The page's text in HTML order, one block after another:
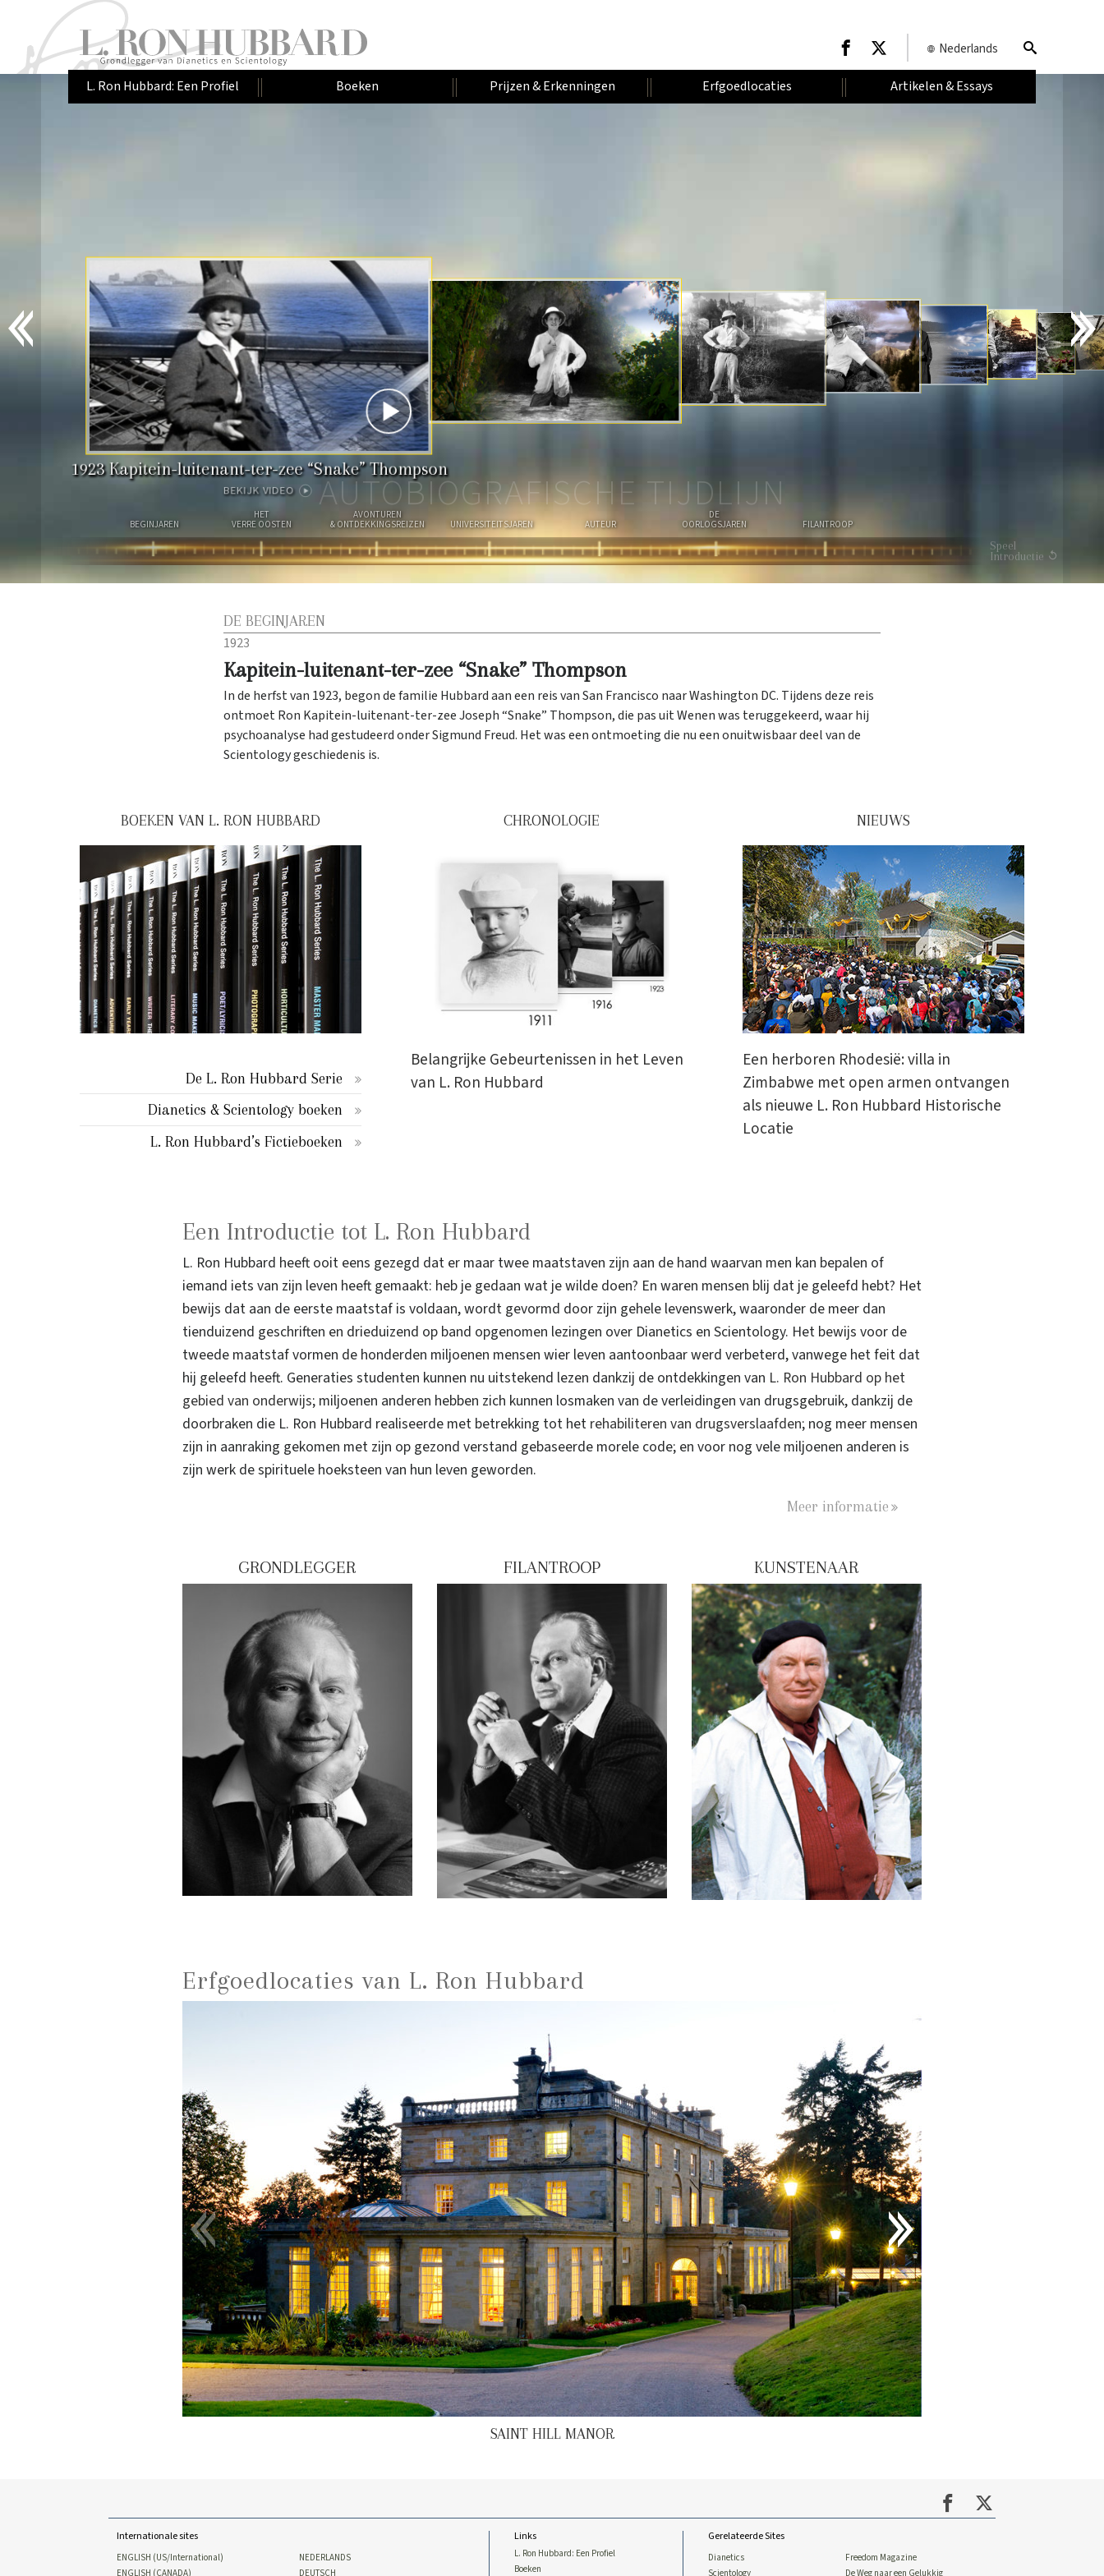
Nederlands
L. Ron Hubbard: Een Profiel Boeken Prijzen & Erkenningen Erfgoedlocaties Artikelen & Essays
1923 Kapitein-luitenant-ter-zee “Snake” Thompson
BEKIJK VIDEO
D
U
C
T
I
E
N
T
R
O
O
P
L
O
G
S
J
A
R
E
N
E
U
R
V
E
R
I
E
N
T
U
R
I
E
R
O
O
S
T
E
N
G
I
R
E
AUTOBIOGRAFISCHE TIJDLIJN
BEGIN­JAREN
HET
VERRE OOSTEN
AVONTUREN
& ONTDEKKINGS­REIZEN
UNIVERSITEITS­JAREN AUTEUR
DE
OORLOGSJAREN
FILANTROOP
Speel
Introductie
DE BEGINJAREN
1923
Kapitein-luitenant-ter-zee “Snake” Thompson
In de herfst van 1923, begon de familie Hubbard aan een reis van San Francisco naar Washington DC. Tijdens deze reis
ontmoet Ron Kapitein-luitenant-ter-zee Joseph “Snake” Thompson, die pas uit Wenen was teruggekeerd, waar hij
psychoanalyse had gestudeerd onder Sigmund Freud. Het was een ontmoeting die nu een onuitwisbaar deel van de
Scientology geschiedenis is.
BOEKEN VAN L. RON HUBBARD
De L. Ron Hubbard Serie
Dianetics & Scientology boeken
L. Ron Hubbard’s Fictieboeken
CHRONOLOGIE
Belangrijke Gebeurtenissen in het Leven
van L. Ron Hubbard
NIEUWS
Een herboren Rhodesië: villa in
Zimbabwe met open armen ontvangen
als nieuwe L. Ron Hubbard Historische
Locatie
Een Introductie tot L. Ron Hubbard
L. Ron Hubbard heeft ooit eens gezegd dat er maar twee maatstaven zijn aan de hand waarvan men kan bepalen of
iemand iets van zijn leven heeft gemaakt: heb je gedaan wat je wilde doen? En waren mensen blij dat je geleefd hebt? Het
bewijs dat aan de eerste maatstaf is voldaan, wordt gevormd door zijn gehele levenswerk, waaronder de meer dan
tienduizend geschriften en drieduizend op band opgenomen lezingen over Dianetics en Scientology. Het bewijs voor de
tweede maatstaf vormen de honderden miljoenen mensen wier leven aantoonbaar werd verbeterd, vanwege het feit dat
hij geleefd heeft. Generaties studenten kunnen nu uitstekend lezen dankzij de ontdekkingen van L. Ron Hubbard op het
gebied van onderwijs; miljoenen anderen hebben zich kunnen losmaken van de verleidingen van drugsgebruik, dankzij de
doorbraken die L. Ron Hubbard realiseerde met betrekking tot het rehabiliteren van drugsverslaafden; nog meer mensen
zijn in aanraking gekomen met zijn op gezond verstand gebaseerde morele code; en voor nog vele miljoenen anderen is
zijn werk de spirituele hoeksteen van hun leven geworden.
Meer informatie
GRONDLEGGER FILANTROOP KUNSTENAAR
Erfgoedlocaties van L. Ron Hubbard
SAINT HILL MANOR
Internationale sites
ENGLISH (US/International)
ENGLISH (CANADA)
NEDERLANDS
DEUTSCH
Links
L. Ron Hubbard: Een Profiel
Boeken
Gerelateerde Sites
Dianetics
Scientology
Freedom Magazine
De Weg naar een Gelukkig